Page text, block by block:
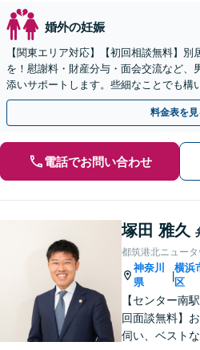
婚外の妊娠
【関東エリア対応】【初回相談無料】
を！慰謝料・財産分与・面会交流など、
添いサポートします。些細なことでも構
出してみませんか。【電話・オンライン
料金表を見
電話でお問い合わせ
塚田 雅久
都筑港北ニュー
神奈川
県
|
横浜
区
【センター南
回面談無料】
伺い、ベストな